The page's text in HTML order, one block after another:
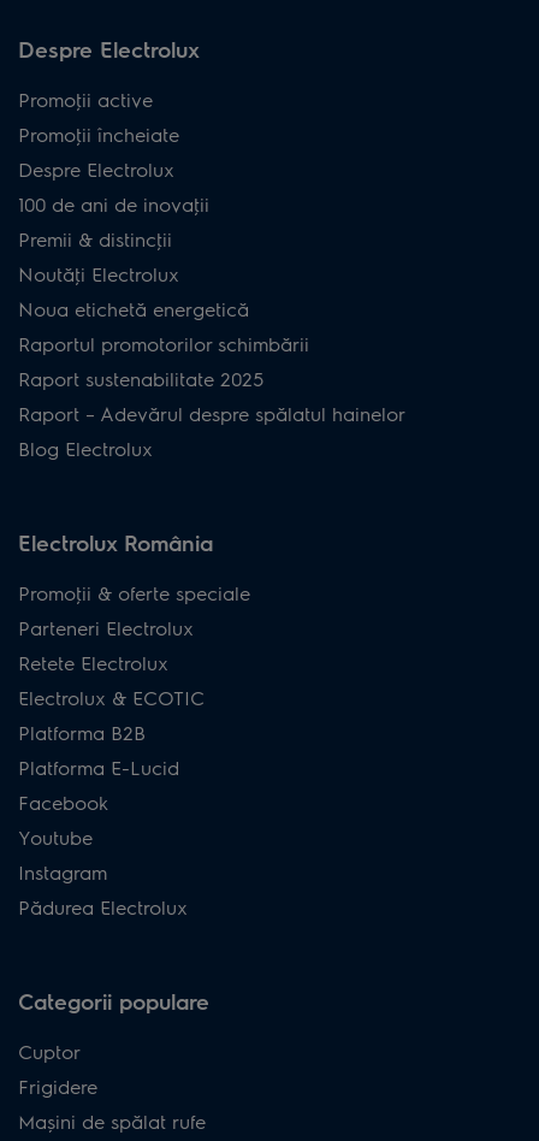
Despre Electrolux
Promoţii active
Promoţii încheiate
Despre Electrolux
100 de ani de inovaţii
Premii & distincţii
Noutăţi Electrolux
Noua etichetă energetică
Raportul promotorilor schimbării
Raport sustenabilitate 2025
Raport – Adevărul despre spălatul hainelor
Blog Electrolux
Electrolux România
Promoţii & oferte speciale
Parteneri Electrolux
Retete Electrolux
Electrolux & ECOTIC
Platforma B2B
Platforma E-Lucid
Facebook
Youtube
Instagram
Pădurea Electrolux
Categorii populare
Cuptor
Frigidere
Mașini de spălat rufe